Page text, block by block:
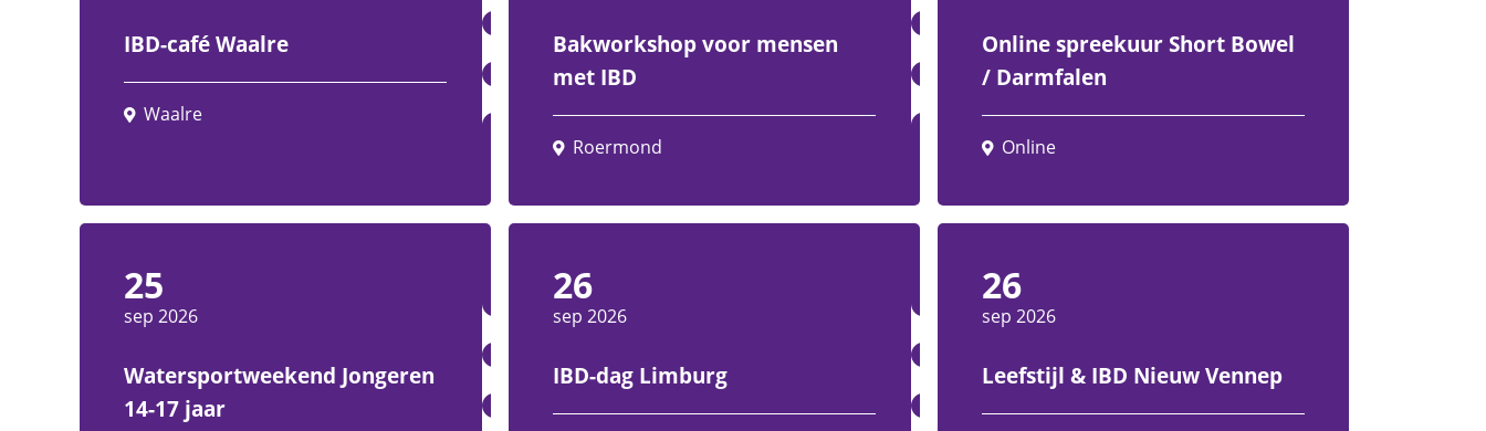
IBD-café Waalre
Waalre
Bakworkshop voor mensen
met IBD
Roermond
Online spreekuur Short Bowel
/ Darmfalen
Online
25
sep 2026
Watersportweekend Jongeren
14-17 jaar
26
sep 2026
IBD-dag Limburg
26
sep 2026
Leefstijl & IBD Nieuw Vennep